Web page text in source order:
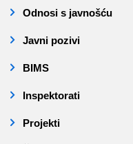
Odnosi s javnošću
Javni pozivi
BIMS
Inspektorati
Projekti